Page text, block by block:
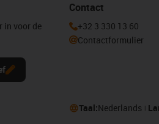
in voor de
Contact
+32 3 330 13 60
Contactformulier
Taal:Nederlands